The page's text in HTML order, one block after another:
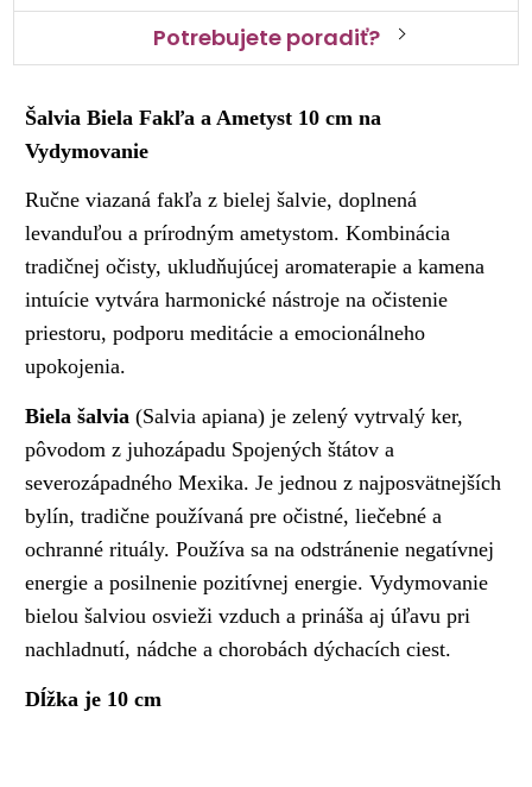
Potrebujete poradiť?
Šalvia Biela Fakľa a Ametyst 10 cm na
Vydymovanie
Ručne viazaná fakľa z bielej šalvie, doplnená
levanduľou a prírodným ametystom. Kombinácia
tradičnej očisty, ukludňujúcej aromaterapie a kamena
intuície vytvára harmonické nástroje na očistenie
priestoru, podporu meditácie a emocionálneho
upokojenia.
Biela šalvia (Salvia apiana) je zelený vytrvalý ker,
pôvodom z juhozápadu Spojených štátov a
severozápadného Mexika.Je jednou z najposvätnejších
bylín, tradične používaná pre očistné, liečebné a
ochranné rituály. Používa sa na odstránenie negatívnej
energie a posilnenie pozitívnej energie. Vydymovanie
bielou šalviou osvieži vzduch a prináša aj úľavu pri
nachladnutí, nádche a chorobách dýchacích ciest.
Dĺžka je 10 cm